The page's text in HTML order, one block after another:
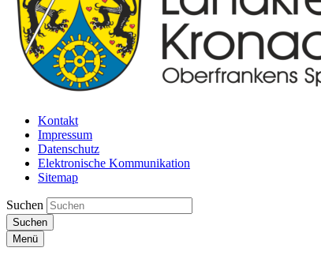
Kontakt
Impressum
Datenschutz
Elektronische Kommunikation
Sitemap
Suchen
Suchen
Menü